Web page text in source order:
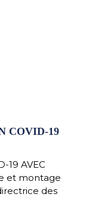
COVID-19
19 AVEC
et montage
des